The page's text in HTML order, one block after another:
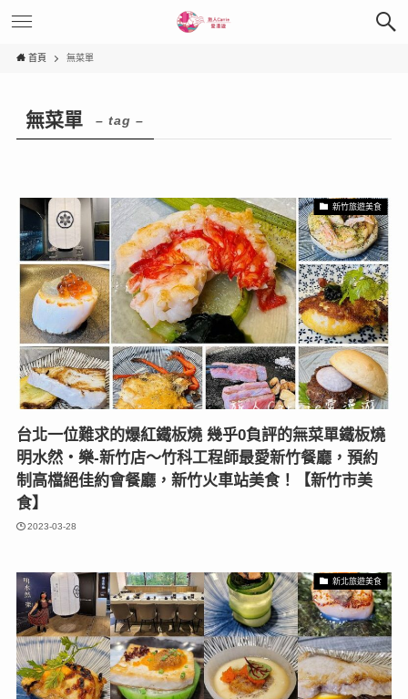
首頁 無菜單
無菜單 – tag –
新竹旅遊美食
台北一位難求的爆紅鐵板燒 幾乎0負評的無菜單鐵板燒
明水然・樂-新竹店〜竹科工程師最愛新竹餐廳，預約
制高檔絕佳約會餐廳，新竹火車站美食！【新竹市美
食】
2023-03-28
新北旅遊美食